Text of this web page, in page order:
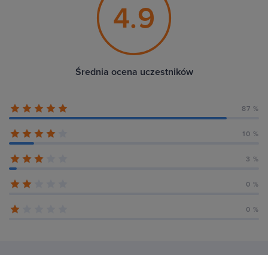
4.9
Średnia ocena uczestników
87 %
10 %
3 %
0 %
0 %